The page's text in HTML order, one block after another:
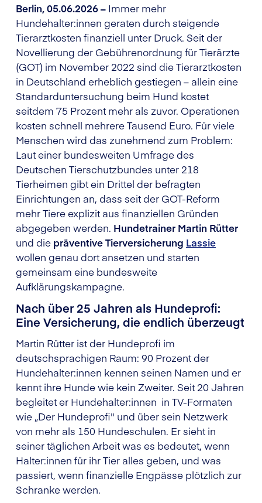
Berlin, 05.06.2026 – Immer mehr
Hundehalter:innen geraten durch steigende
Tierarztkosten finanziell unter Druck. Seit der
Novellierung der Gebührenordnung für Tierärzte
(GOT) im November 2022 sind die Tierarztkosten
in Deutschland erheblich gestiegen – allein eine
Standarduntersuchung beim Hund kostet
seitdem 75 Prozent mehr als zuvor. Operationen
kosten schnell mehrere Tausend Euro. Für viele
Menschen wird das zunehmend zum Problem:
Laut einer bundesweiten Umfrage des
Deutschen Tierschutzbundes unter 218
Tierheimen gibt ein Drittel der befragten
Einrichtungen an, dass seit der GOT-Reform
mehr Tiere explizit aus finanziellen Gründen
abgegeben werden. Hundetrainer Martin Rütter
und die präventive Tierversicherung Lassie
wollen genau dort ansetzen und starten
gemeinsam eine bundesweite
Aufklärungskampagne.
Nach über 25 Jahren als Hundeprofi:
Eine Versicherung, die endlich überzeugt
Martin Rütter ist der Hundeprofi im
deutschsprachigen Raum: 90 Prozent der
Hundehalter:innen kennen seinen Namen und er
kennt ihre Hunde wie kein Zweiter. Seit 20 Jahren
begleitet er Hundehalter:innen in TV-Formaten
wie „Der Hundeprofi" und über sein Netzwerk
von mehr als 150 Hundeschulen. Er sieht in
seiner täglichen Arbeit was es bedeutet, wenn
Halter:innen für ihr Tier alles geben, und was
passiert, wenn finanzielle Engpässe plötzlich zur
Schranke werden.